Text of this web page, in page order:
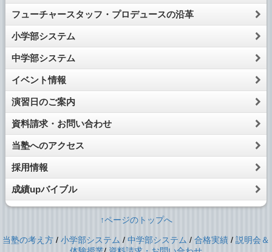
フューチャースタッフ・プロデュースの沿革
小学部システム
中学部システム
イベント情報
演習日のご案内
資料請求・お問い合わせ
当塾へのアクセス
採用情報
成績upバイブル
↑ページのトップへ
当塾の考え方 / 小学部システム / 中学部システム / 合格実績 / 説明会＆